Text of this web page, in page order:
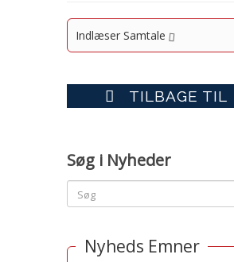
Indlæser Samtale
TILBAGE TIL
Søg i Nyheder
Nyheds Emner